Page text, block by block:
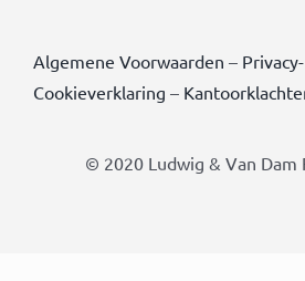
Algemene Voorwaarden –
Cookieverklaring –
© 2020 Ludwig & Van Dam